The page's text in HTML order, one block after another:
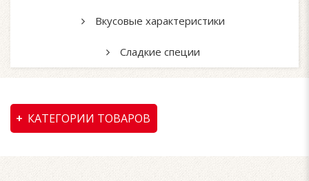
Вкусовые характеристики
Сладкие специи
КАТЕГОРИИ ТОВАРОВ